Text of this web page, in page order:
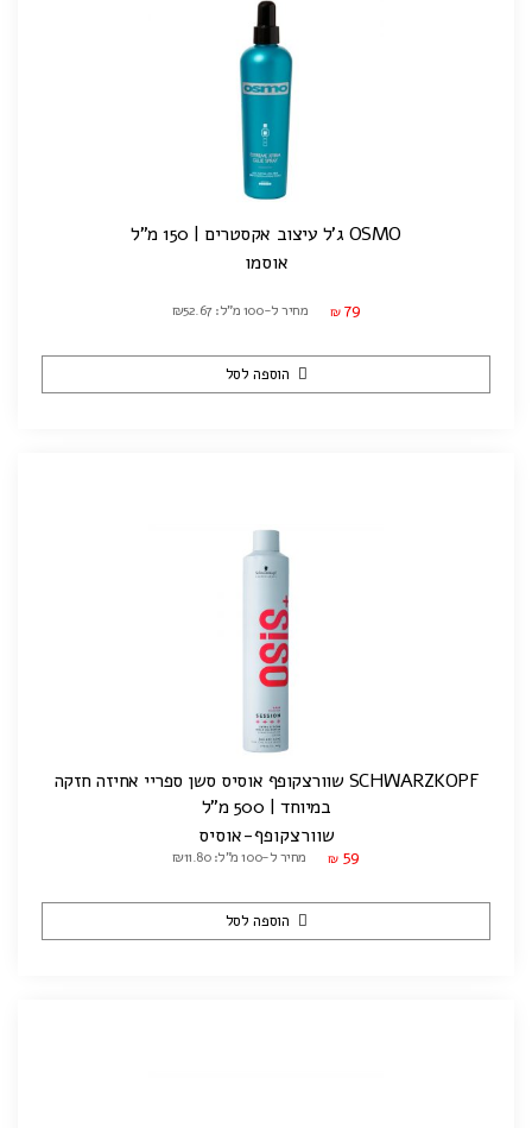
OSMO ג'ל עיצוב אקסטרים | 150 מ"ל
אוסמו
₪ 79 מחיר ל-100 מ"ל: ₪52.67
הוספה לסל
SCHWARZKOPF שוורצקופף אוסיס סשן ספריי אחיזה חזקה
במיוחד | 500 מ"ל
שוורצקופף-אוסיס
₪ 59 מחיר ל-100 מ"ל: ₪11.80
הוספה לסל